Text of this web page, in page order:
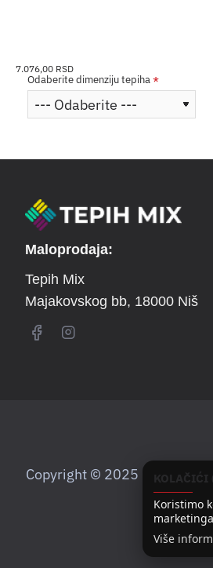
7.076,00 RSD
Odaberite dimenziju tepiha
Maloprodaja:
Tepih Mix
Majakovskog bb, 18000 Niš
Copyright © 2025
KOLAČIĆI
Koristimo
Više